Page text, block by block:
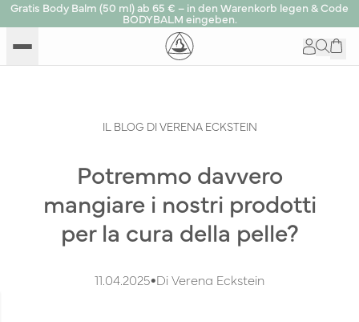
Gratis Body Balm (50 ml) ab 65 € – in den Warenkorb legen & Code
BODYBALM eingeben.
IL BLOG DI VERENA ECKSTEIN
Potremmo davvero
mangiare i nostri prodotti
per la cura della pelle?
11.04.2025•Di Verena Eckstein